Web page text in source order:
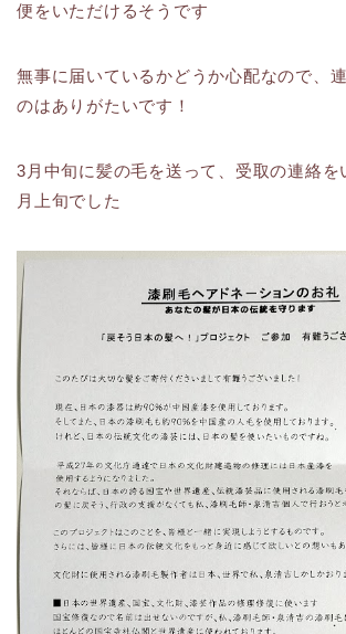
便をいただけるそうです
無事に届いているかどうか心配なので、
のはありがたいです！
3月中旬に髪の毛を送って、受取の連絡を
月上旬でした